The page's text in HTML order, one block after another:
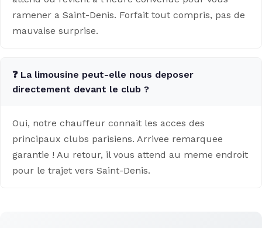
ramener a Saint-Denis. Forfait tout compris, pas de
mauvaise surprise.
❓ La limousine peut-elle nous deposer
directement devant le club ?
Oui, notre chauffeur connait les acces des
principaux clubs parisiens. Arrivee remarquee
garantie ! Au retour, il vous attend au meme endroit
pour le trajet vers Saint-Denis.